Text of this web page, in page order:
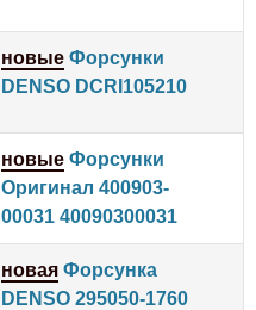
новые Форсунки
DENSO DCRI105210
новые Форсунки
Оригинал 400903-
00031 40090300031
новая Форсунка
DENSO 295050-1760